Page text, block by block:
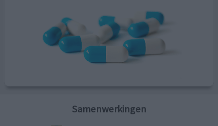
Samenwerkingen